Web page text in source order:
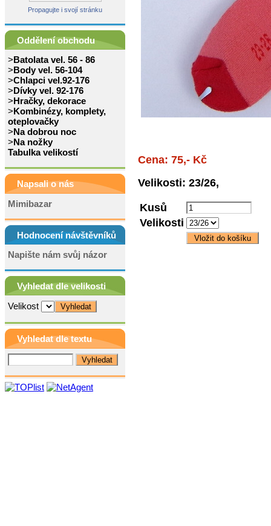
Propagujte i svojí stránku
Oddělení obchodu
>Batolata vel. 56 - 86
>Body vel. 56-104
>Chlapci vel.92-176
>Dívky vel. 92-176
>Hračky, dekorace
>Kombinézy, komplety,
oteplovačky
>Na dobrou noc
>Na nožky
Tabulka velikostí
Napsali o nás
Mimibazar
Hodnocení návštěvníků
Napište nám svůj názor
Vyhledat dle velikosti
Velikost
Vyhledat dle textu
Cena: 75,- Kč
Velikosti: 23/26,
Kusů
Velikosti